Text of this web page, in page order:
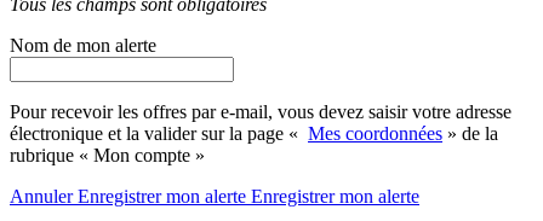
Tous les champs sont obligatoires
Nom de mon alerte
Pour recevoir les offres par e-mail, vous devez saisir votre adresse
électronique et la valider sur la page « Mes coordonnées » de la
rubrique « Mon compte »
AnnulerEnregistrer mon alerte Enregistrermon alerte